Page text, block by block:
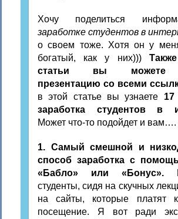
Хочу поделиться
заработке студентов в
о своем тоже. Хотя он у
богатый, как у них)))
статьи вы можете
презентацию со всеми
в этой статье вы узнаете 17
заработка студентов в
Может что-то подойдет и вам….
1. Самый смешной и
способ заработка с
«Бабло» или «Бонус».
студенты, сидя на скучных
на сайты, которые платят
посещение. Я вот ради